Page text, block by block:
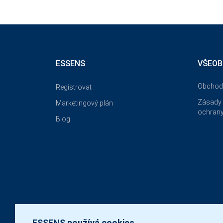
ESSENS
Registrovat
Marketingový plán
Blog